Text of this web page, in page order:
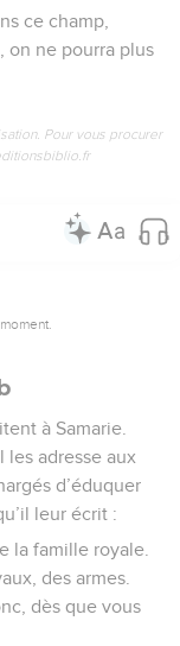
ce champ,
on ne pourra plus
Pour vous procurer
à Samarie.
adresse aux
d’éduquer
leur écrit :
la famille royale.
des armes.
dès que vous